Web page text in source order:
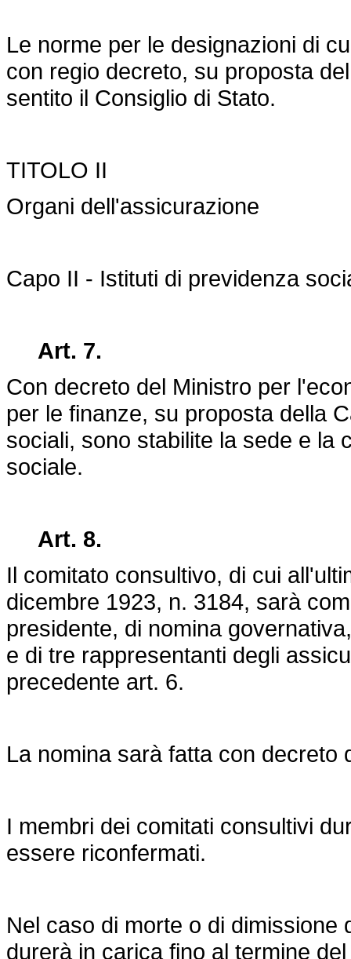
Le norme per le designazioni di
con regio decreto, su proposta
sentito il Consiglio di Stato.
TITOLO II
Organi dell'assicurazione
Capo II - Istituti di previdenza
Art. 7.
Con decreto del Ministro per
per le finanze, su proposta della
sociali, sono stabilite la sede e la
sociale.
Art. 8.
Il comitato consultivo, di cui
dicembre 1923, n. 3184, sarà
presidente, di nomina
e di tre rappresentanti degli
precedente art. 6.
La nomina sarà fatta con decreto
I membri dei comitati consultivi
essere riconfermati.
Nel caso di morte o di
durerà in carica fino al termine